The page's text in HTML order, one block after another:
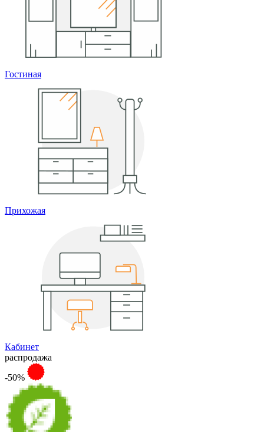
Гостиная
Прихожая
Кабинет
распродажа
-50%